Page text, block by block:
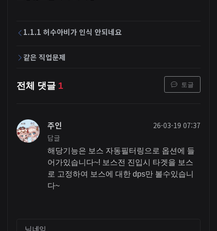
1.1.1 허수아비가 인식 안되네요
같은 직업문제
전체 댓글 1 토글
주인
26-03-19 07:37
답글
해당기능은 보스 자동필터링으로 옵션에 들
어가있습니다~! 보스전 진입시 타겟을 보스
로 고정하여 보스에 대한 dps만 볼수있습니
다~
닉네임